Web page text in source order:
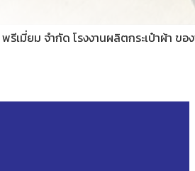
รีเมี่ยม จำกัด โรงงานผลิตกระเป๋าผ้า ข